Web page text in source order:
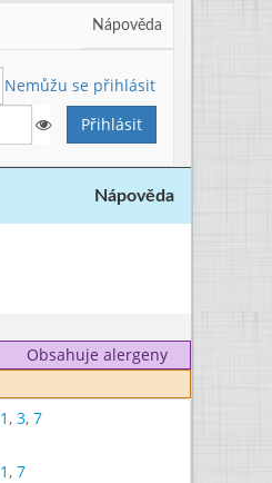
Nápověda
Nemůžu se přihlásit
Nápověda
Obsahuje alergeny
1, 3, 7
1, 7